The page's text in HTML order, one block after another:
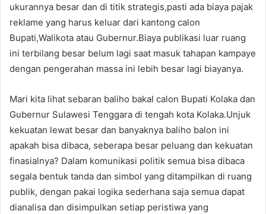
ukurannya besar dan di titik strategis,pasti ada biaya pajak
reklame yang harus keluar dari kantong calon
Bupati,Walikota atau Gubernur.Biaya publikasi luar ruang
ini terbilang besar belum lagi saat masuk tahapan kampaye
dengan pengerahan massa ini lebih besar lagi biayanya.
Mari kita lihat sebaran baliho bakal calon Bupati Kolaka dan
Gubernur Sulawesi Tenggara di tengah kota Kolaka.Unjuk
kekuatan lewat besar dan banyaknya baliho balon ini
apakah bisa dibaca, seberapa besar peluang dan kekuatan
finasialnya? Dalam komunikasi politik semua bisa dibaca
segala bentuk tanda dan simbol yang ditampilkan di ruang
publik, dengan pakai logika sederhana saja semua dapat
dianalisa dan disimpulkan setiap peristiwa yang